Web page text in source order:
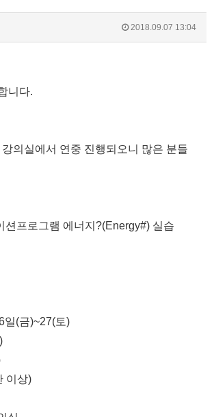
2018.09.07 13:04
니다.
의실에서 연중 진행되오니 많은 분들
프로그램 에너지?(Energy#) 실습
일(금)~27(토)
이상)